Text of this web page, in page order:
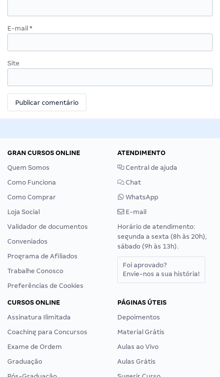
E-mail *
Site
GRAN CURSOS ONLINE
Quem Somos
Como Funciona
Como Comprar
Loja Social
Validador de documentos
Conveniados
Programa de Afiliados
Trabalhe Conosco
Preferências de Cookies
ATENDIMENTO
Central de ajuda
Chat
WhatsApp
E-mail
Horário de atendimento:
segunda a sexta (8h às 20h),
sábado (9h às 13h).
Foi aprovado?
Envie-nos a sua história!
CURSOS ONLINE
Assinatura Ilimitada
Coaching para Concursos
Exame de Ordem
Graduação
PÁGINAS ÚTEIS
Depoimentos
Material Grátis
Aulas ao Vivo
Aulas Grátis